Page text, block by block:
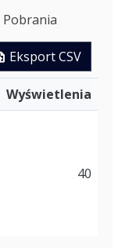
Pobrania
Eksport CSV
Wyświetlenia
40